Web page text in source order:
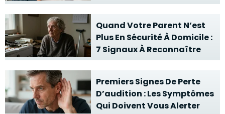
Quand Votre Parent N’est
Plus En Sécurité À Domicile :
7 Signaux À Reconnaître
Premiers Signes De Perte
D’audition : Les Symptômes
Qui Doivent Vous Alerter